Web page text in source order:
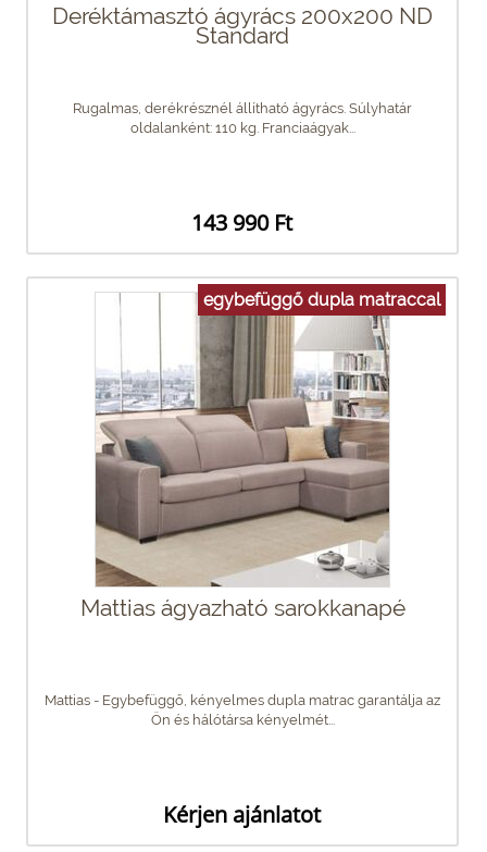
Deréktámasztó ágyrács 200x200 ND
Standard
Rugalmas, derékrésznél állítható ágyrács. Súlyhatár
oldalanként: 110 kg. Franciaágyak...
143 990 Ft
egybefüggő dupla matraccal
Mattias ágyazható sarokkanapé
Mattias - Egybefüggő, kényelmes dupla matrac garantálja az
Ön és hálótársa kényelmét...
Kérjen ajánlatot